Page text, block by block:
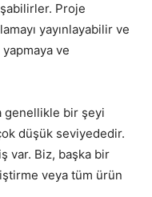
Proje
yayınlayabilir ve
ve
genellikle bir şeyi
düşük seviyededir.
var. Biz, başka bir
veya tüm ürün